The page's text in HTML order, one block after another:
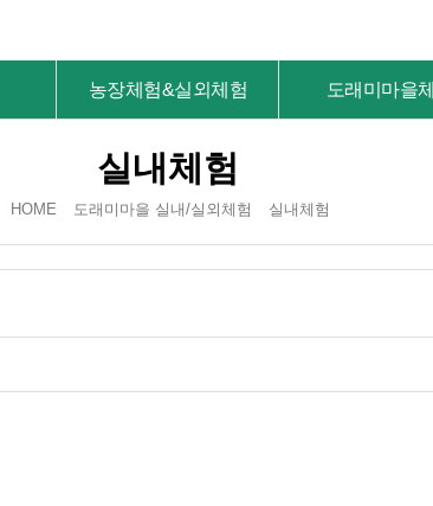
농장체험&실외체험 도래미마을
실내체험
HOME 도래미마을 실내/실외체험 실내체험